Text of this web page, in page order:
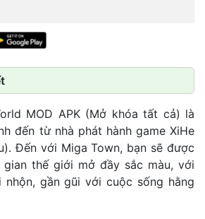
MOD APK (Mở khóa tất cả) là
đến từ nhà phát hành game XiHe
Đến với Miga Town, bạn sẽ được
thế giới mở đầy sắc màu, với
gần gũi với cuộc sống hằng